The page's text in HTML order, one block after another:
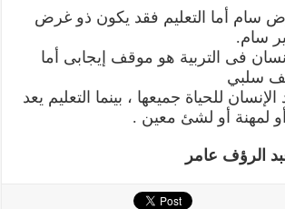
سام أما التعليم فقد يكون ذو غرض
سام.
فى التربية هو موقف إيجابى أما
سلبي
الإنسان للحياة جميعها ، بينما التعليم يعد
لمهنة أو لشئ معين .
الرؤف عامر